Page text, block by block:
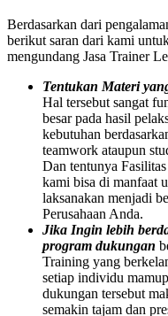
Berdasarkan dari
berikut saran dari kami
mengundang Jasa Trainer
Tentukan Materi
Hal tersebut sangat
besar pada hasil
kebutuhan
teamwork ataupun
Dan tentunya
kami bisa di manfaat
laksanakan menjadi
Perusahaan Anda.
Jika Ingin lebih
program dukungan
Training yang
setiap individu
dukungan tersebut
semakin tajam dan